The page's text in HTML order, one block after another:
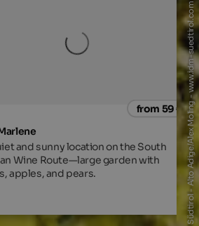
from 59 €
and sunny location on the South
Wine Route—large garden with
apples, and pears.
© IDM Südtirol - Alto Adige/Alex Moling - www.idm-suedtirol.com